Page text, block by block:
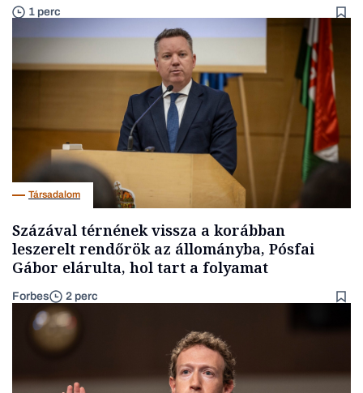
1 perc
Társadalom
Százával térnének vissza a korábban
leszerelt rendőrök az állományba, Pósfai
Gábor elárulta, hol tart a folyamat
Forbes 2 perc